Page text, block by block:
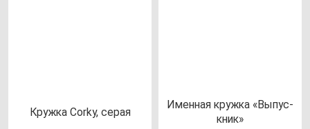
Круж­ка Corky, се­рая
Имен­ная круж­ка «Выпус­
кник»